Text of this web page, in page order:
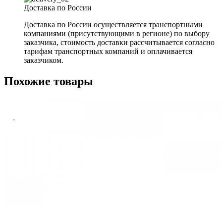
Доставка по России
Доставка по России осуществляется транспортными
компаниями (присутствующими в регионе) по выбору
заказчика, стоимость доставки рассчитывается согласно
тарифам транспортных компаний и оплачивается
заказчиком.
Похожие товары